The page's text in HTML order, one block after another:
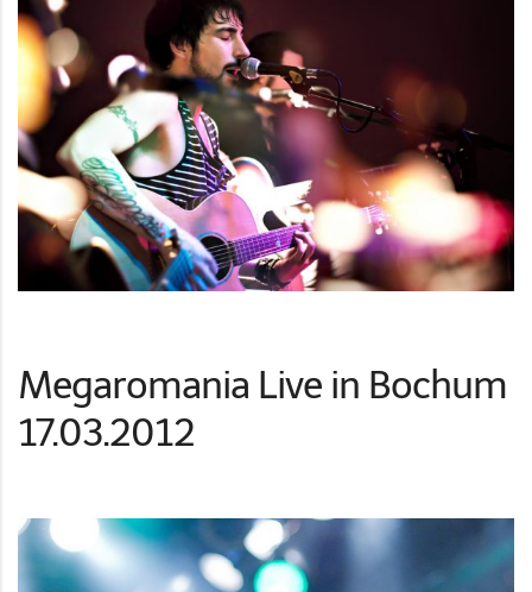
Megaromania Live in Bochum
17.03.2012